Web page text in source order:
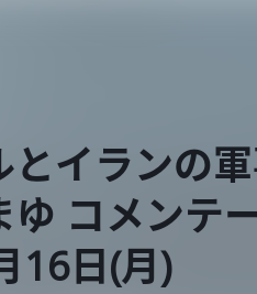
とイランの
ゆ コメンテ
16日(月)